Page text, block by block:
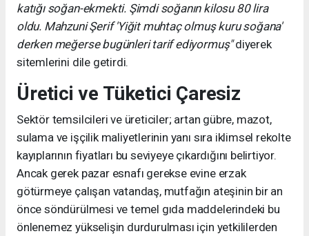
katığı soğan-ekmekti. Şimdi soğanın kilosu 80 lira
oldu. Mahzuni Şerif 'Yiğit muhtaç olmuş kuru soğana'
derken meğerse bugünleri tarif ediyormuş"diyerek
sitemlerini dile getirdi.
Üretici ve Tüketici Çaresiz
Sektör temsilcileri ve üreticiler; artan gübre, mazot,
sulama ve işçilik maliyetlerinin yanı sıra iklimsel rekolte
kayıplarının fiyatları bu seviyeye çıkardığını belirtiyor.
Ancak gerek pazar esnafı gerekse evine erzak
götürmeye çalışan vatandaş, mutfağın ateşinin bir an
önce söndürülmesi ve temel gıda maddelerindeki bu
önlenemez yükselişin durdurulması için yetkililerden